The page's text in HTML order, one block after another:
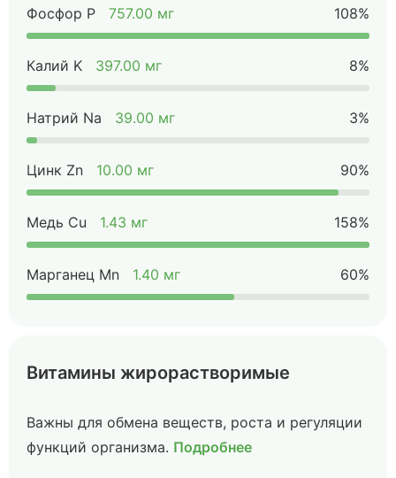
Фосфор P 757.00 мг 108%
Калий K 397.00 мг 8%
Натрий Na 39.00 мг 3%
Цинк Zn 10.00 мг 90%
Медь Cu 1.43 мг 158%
Марганец Mn 1.40 мг 60%
Витамины жирорастворимые
Важны для обмена веществ, роста и регуляции
функций организма. Подробнее